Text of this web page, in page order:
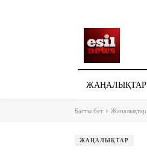
ЖАҢАЛЫҚТАР
Басты бет Жаңалықтар
ЖАҢАЛЫҚТАР